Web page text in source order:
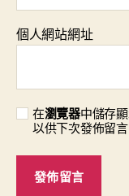
個人網站網址
在瀏覽器中儲存
以供下次發佈留